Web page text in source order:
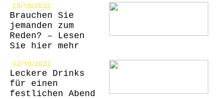
20/10/2022
Brauchen Sie
jemanden zum
Reden? – Lesen
Sie hier mehr
12/10/2022
Leckere Drinks
für einen
festlichen Abend